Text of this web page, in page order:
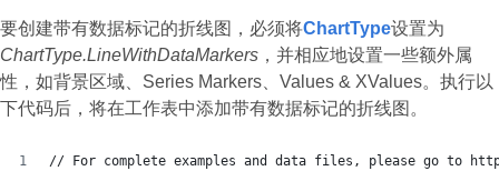
要创建带有数据标记的折线图，必须将ChartType设置为
ChartType.LineWithDataMarkers ，并相应地设置一些额外属
性，如背景区域、Series Markers、Values & XValues。执行以
下代码后，将在工作表中添加带有数据标记的折线图。
// For complete examples and data files, please go to